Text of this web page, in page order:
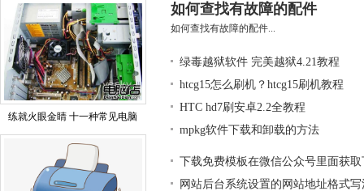
练就火眼金睛 十一种常见电脑
如何查找有故障的配件
如何查找有故障的配件...
绿毒越狱软件 完美越狱4.21教程
htcg15怎么刷机？htcg15刷机教程
HTC hd7刷安卓2.2全教程
mpkg软件下载和卸载的方法
下载免费模板在微信公众号里面获
网站后台系统设置的网站地址格式写